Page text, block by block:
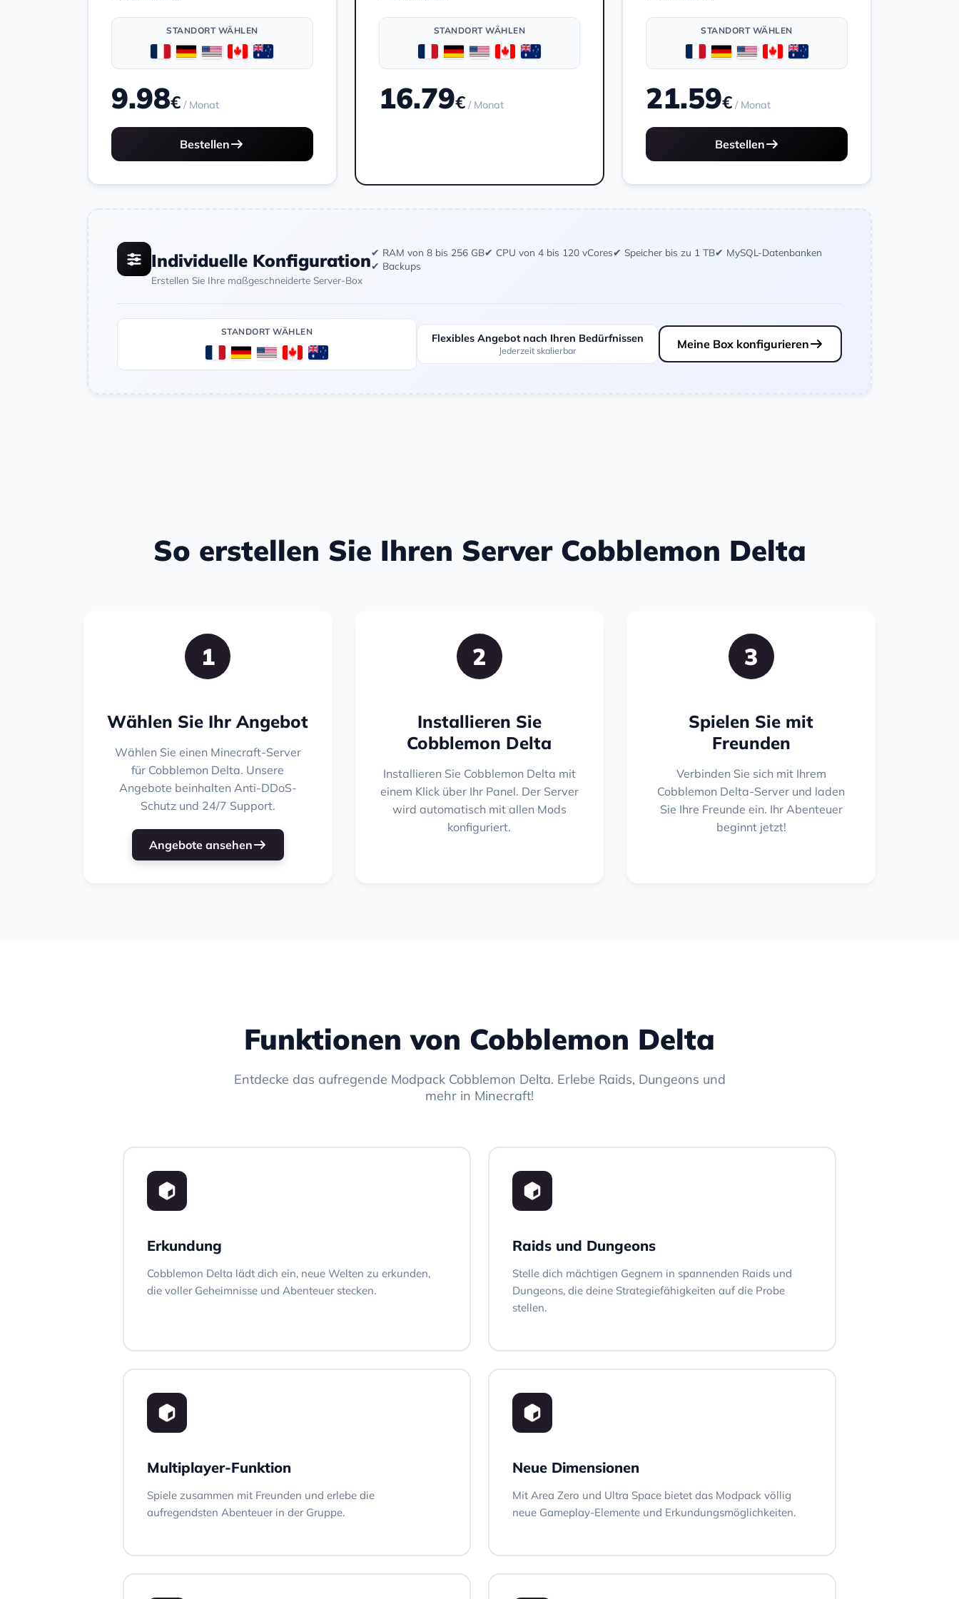
STANDORT WÄHLEN
9.98€ / Monat
Bestellen
STANDORT WÄHLEN
16.79€ / Monat
STANDORT WÄHLEN
21.59€ / Monat
Bestellen
Individuelle Konfiguration
Erstellen Sie Ihre maßgeschneiderte Server-Box
✔ RAM von 8 bis 256 GB✔ CPU von 4 bis 120 vCores✔ Speicher bis zu 1 TB✔ MySQL-Datenbanken
✔ Backups
STANDORT WÄHLEN
Flexibles Angebot nach Ihren Bedürfnissen
Jederzeit skalierbar Meine Box konfigurieren
So erstellen Sie Ihren Server Cobblemon Delta
1
Wählen Sie Ihr Angebot
Wählen Sie einen Minecraft-Server
für Cobblemon Delta. Unsere
Angebote beinhalten Anti-DDoS-
Schutz und 24/7 Support.
Angebote ansehen
2
Installieren Sie
Cobblemon Delta
Installieren Sie Cobblemon Delta mit
einem Klick über Ihr Panel. Der Server
wird automatisch mit allen Mods
konfiguriert.
3
Spielen Sie mit
Freunden
Verbinden Sie sich mit Ihrem
Cobblemon Delta-Server und laden
Sie Ihre Freunde ein. Ihr Abenteuer
beginnt jetzt!
Funktionen von Cobblemon Delta
Entdecke das aufregende Modpack Cobblemon Delta. Erlebe Raids, Dungeons und
mehr in Minecraft!
Erkundung
Cobblemon Delta lädt dich ein, neue Welten zu erkunden,
die voller Geheimnisse und Abenteuer stecken.
Raids und Dungeons
Stelle dich mächtigen Gegnern in spannenden Raids und
Dungeons, die deine Strategiefähigkeiten auf die Probe
stellen.
Multiplayer-Funktion
Spiele zusammen mit Freunden und erlebe die
aufregendsten Abenteuer in der Gruppe.
Neue Dimensionen
Mit Area Zero und Ultra Space bietet das Modpack völlig
neue Gameplay-Elemente und Erkundungsmöglichkeiten.